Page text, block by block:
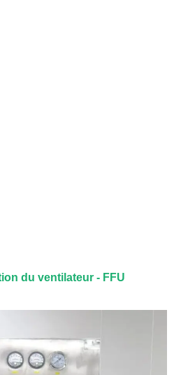
du ventilateur - FFU